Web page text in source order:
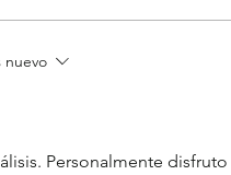
asistencia
nuevo
Personalmente